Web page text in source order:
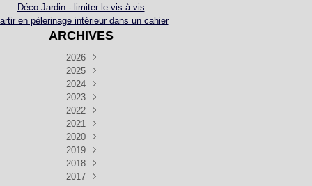
Déco Jardin - limiter le vis à vis
en pèlerinage intérieur dans un cahier
ARCHIVES
2026
Juillet(5)
Juin
(4)
Mai
(3)
Avril
(3)
Mars
(3)
Janvier(1)
2025
Décembre
Novembre
Octobre
Septembre
Août
(1)
Juillet(2)
Juin
(1)
Mai
(1)
2024
Décembre
Novembre
Octobre
Septembre
Août
(2)
Juillet(4)
Juin
(4)
2023
Décembre
Novembre
Octobre
Septembre
Août
(2)
Juillet(1)
2022
Décembre
Novembre
Octobre
Septembre
Août
(4)
2021
Décembre
Novembre
Septembre
Août
(2)
2020
Décembre
Novembre
Octobre
2019
Décembre
Novembre
2018
Décembre
2017